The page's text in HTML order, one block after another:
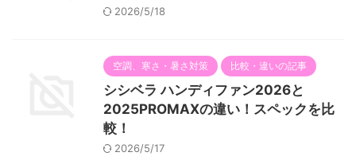
2026/5/18
空調、寒さ・暑さ対策 比較・違いの記事
シシベラ ハンディファン2026と
2025PROMAXの違い！スペックを比
較！
2026/5/17